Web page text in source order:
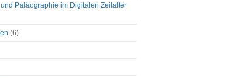
Paläographie im Digitalen Zeitalter
(6)